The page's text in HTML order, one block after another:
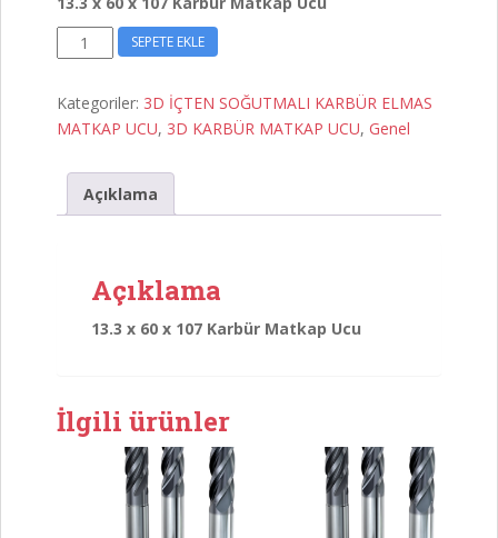
13.3
x
x
107
Matkap
Ucu
SEPETE EKLE
Kategoriler: 3D İÇTEN SOĞUTMALI KARBÜR ELMAS
MATKAP UCU, 3D KARBÜR MATKAP UCU, Genel
Açıklama
Açıklama
13.3 x 60 x 107 Karbür Matkap Ucu
İlgili ürünler